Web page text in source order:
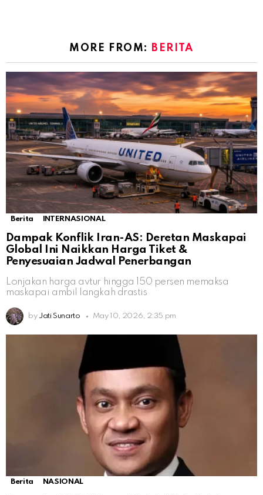
MORE FROM: BERITA
Berita INTERNASIONAL
Dampak Konflik Iran-AS: Deretan Maskapai
Global Ini Naikkan Harga Tiket &
Penyesuaian Jadwal Penerbangan
Lonjakan harga avtur hingga 150 persen memaksa
maskapai ambil langkah drastis
by Jati Sunarto May 10, 2026, 2:35 pm
Berita NASIONAL